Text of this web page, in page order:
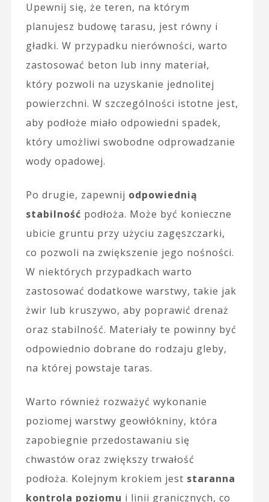
Upewnij się, że teren, na którym
planujesz budowę tarasu, jest równy i
gładki. W przypadku nierówności, warto
zastosować beton lub inny materiał,
który pozwoli na uzyskanie jednolitej
powierzchni. W szczególności istotne jest,
aby podłoże miało odpowiedni spadek,
który umożliwi swobodne odprowadzanie
wody opadowej.
Po drugie, zapewnij odpowiednią
stabilność podłoża. Może być konieczne
ubicie gruntu przy użyciu zagęszczarki,
co pozwoli na zwiększenie jego nośności.
W niektórych przypadkach warto
zastosować dodatkowe warstwy, takie jak
żwir lub kruszywo, aby poprawić drenaż
oraz stabilność. Materiały te powinny być
odpowiednio dobrane do rodzaju gleby,
na której powstaje taras.
Warto również rozważyć wykonanie
poziomej warstwy geowłókniny, która
zapobiegnie przedostawaniu się
chwastów oraz zwiększy trwałość
podłoża. Kolejnym krokiem jest staranna
kontrola poziomu i linii granicznych, co